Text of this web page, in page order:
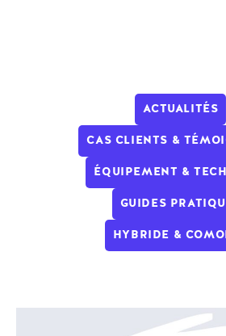
ACTUALITÉS
CAS CLIENTS &
ÉQUIPEMENT &
GUIDES
HYBRIDE &